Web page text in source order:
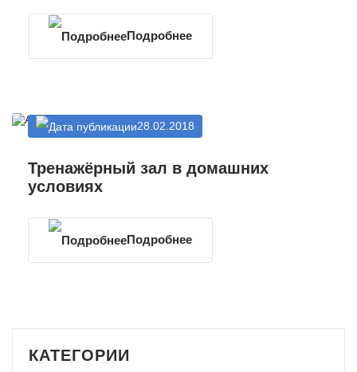
Подробнее
28.02.2018
Тренажёрный зал в домашних
условиях
Подробнее
КАТЕГОРИИ